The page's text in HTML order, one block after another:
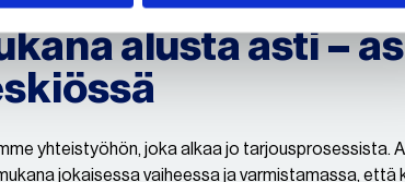
alusta asti –
yhteistyöhön, joka alkaa jo tarjousprosessista.
jokaisessa vaiheessa ja varmistamassa, että